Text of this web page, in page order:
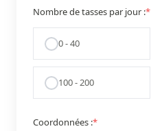
Nombre de tasses par jour :*
0 - 40
100 - 200
Coordonnées :*